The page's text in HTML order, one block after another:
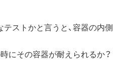
ストかと言うと、容器の内側
にその容器が耐えられるか？